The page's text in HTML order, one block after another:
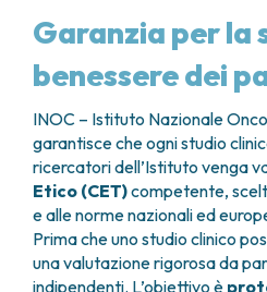
ORGANIZZAZIONE
DIREZIONE SANITARIA
COMITATO ETICO
LAVORA CON NOI
TUMORI COLON RETTO
TUMORE ESOFAGO
TUMORI PANCREAS
TUMORI PERITONEO
TUMORE POLMONE
TUMORI RENE
TUMORI STOMACO
TUMORI TESTA E COLLO
TUMORI TIROIDE E
DIVISIONI
CENTRO TRAPIANTI DI
EMOPOIETICHE E TERAPIE
DAY HOSPITAL
IMMUNOTERAPIA
MEDICINA INTERNA
ONCOLOGIA MEDICA
AREE CHIRURGICHE
ANESTESIA E
PROFESSIONISTI
PER I PAZIENTI
CONTATTI
PRENOTAZIONI E REFERTI
RICOVERI
COME RAGGIUNGERCI
OSPITALITÀ SOLIDALE
ASSISTENTE SOCIALE
RICERCA
DIREZIONE SCIENTIFICA
GRANT OFFICE
TECHNOLOGY TRANSFER
LABORATORI
STUDI CLINICI
HOSPICE
Garanzia per la
benessere dei
INOC – Istituto Nazionale
garantisce che ogni studio
ricercatori dell’Istituto venga
Etico (CET)competente,
e alle norme nazionali ed
Prima che uno studio clinico
una valutazione rigorosa da
indipendenti. L’obiettivo è